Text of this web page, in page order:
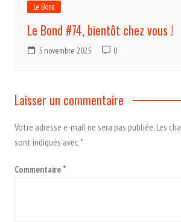
Le Bond
Le Bond #74, bientôt chez vous !
5 novembre 2025 0
Laisser un commentaire
Votre adresse e-mail ne sera pas publiée.Les
sont indiqués avec*
Commentaire *